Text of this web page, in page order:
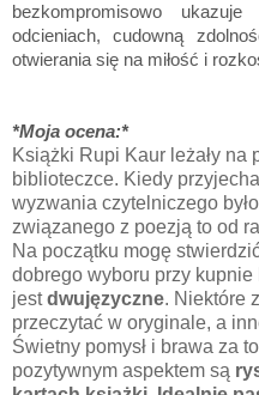
bezkompromisowo
odcieniach, cudowną
otwierania się na miłość i
*Moja ocena:*
Książki Rupi Kaur leżały na
biblioteczce. Kiedy
wyzwania czytelniczego
związanego z poezją to od
Na początku mogę
dobrego wyboru przy
jestdwujęzyczne. Niektóre
przeczytać w oryginale, a
Świetny pomysł i brawa za
pozytywnym aspektem są